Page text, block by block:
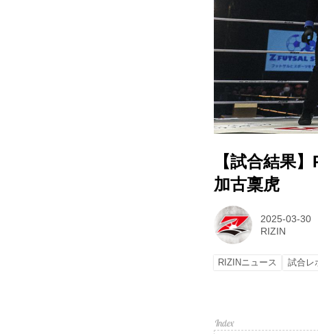
【試合結果
加古稟虎
2025-03-30
RIZIN
RIZINニュース 試合レ